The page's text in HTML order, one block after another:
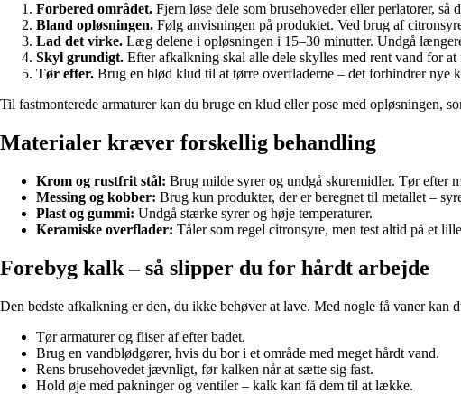
Forbered området. Fjern løse dele som brusehoveder eller perlatorer, så
Bland opløsningen. Følg anvisningen på produktet. Ved brug af
Lad det virke. Læg delene i opløsningen i 15–30 minutter. Undgå
Skyl grundigt. Efter afkalkning skal alle dele skylles med rent vand for at
Tør efter. Brug en blød klud til at tørre overfladerne – det forhindrer nye
Til fastmonterede armaturer kan du bruge en klud eller pose med opløsningen,
Materialer kræver forskellig behandling
Krom og rustfrit stål: Brug milde syrer og undgå skuremidler. Tør efter
Messing og kobber: Brug kun produkter, der er beregnet til metallet –
Plast og gummi: Undgå stærke syrer og høje temperaturer.
Keramiske overflader: Tåler som regel citronsyre, men test altid på et
Forebyg kalk – så slipper du for hårdt arbejde
Den bedste afkalkning er den, du ikke behøver at lave. Med nogle få vaner kan
Tør armaturer og fliser af efter badet.
Brug en vandblødgører, hvis du bor i et område med meget hårdt vand.
Rens brusehovedet jævnligt, før kalken når at sætte sig fast.
Hold øje med pakninger og ventiler – kalk kan få dem til at lække.